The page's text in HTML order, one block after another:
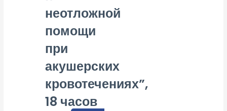
неотложной
помощи
при
акушерских
кровотечениях”,
18 часов